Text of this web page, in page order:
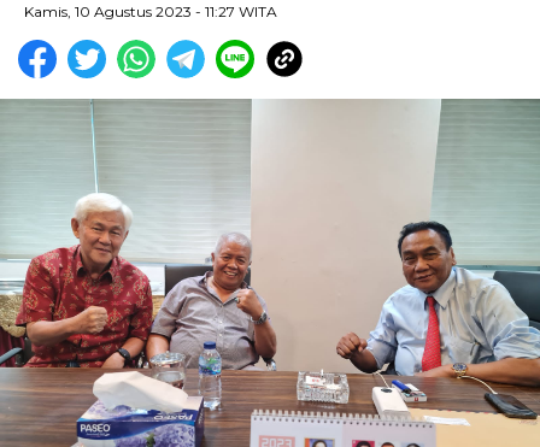
Kamis, 10 Agustus 2023 - 11:27 WITA